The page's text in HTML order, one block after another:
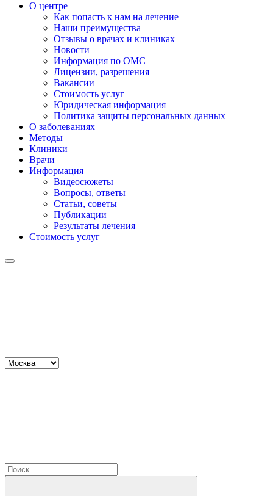
О центре
Как попасть к нам на лечение
Наши преимущества
Отзывы о врачах и клиниках
Новости
Информация по ОМС
Лицензии, разрешения
Вакансии
Стоимость услуг
Юридическая информация
Политика защиты персональных данных
О заболеваниях
Методы
Клиники
Врачи
Информация
Видеосюжеты
Вопросы, ответы
Статьи, советы
Публикации
Результаты лечения
Стоимость услуг